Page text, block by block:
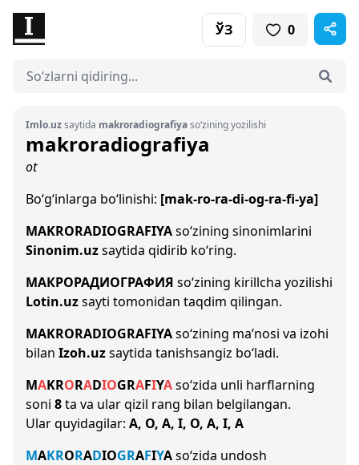
ЎЗ 0
Imlo.uzsaytida makroradiografiyaso‘zining yozilishi
makroradiografiya
ot
Bo‘g‘inlarga bo‘linishi: [mak-ro-ra-di-og-ra-fi-ya]
MAKRORADIOGRAFIYAso‘zining sinonimlarini
Sinonim.uzsaytida qidirib ko‘ring.
МАКРОРАДИОГРАФИЯ so‘zining kirillcha yozilishi
Lotin.uzsayti tomonidan taqdim qilingan.
MAKRORADIOGRAFIYAso‘zining ma’nosi va izohi
bilan Izoh.uzsaytida tanishsangiz bo‘ladi.
MAKRORADIOGRAFIYAso‘zida unli harflarning
soni 8ta va ular qizil rang bilan belgilangan.
Ular quyidagilar: A, O, A, I, O, A, I, A
MAKRORADIOGRAFIYAso‘zida undosh